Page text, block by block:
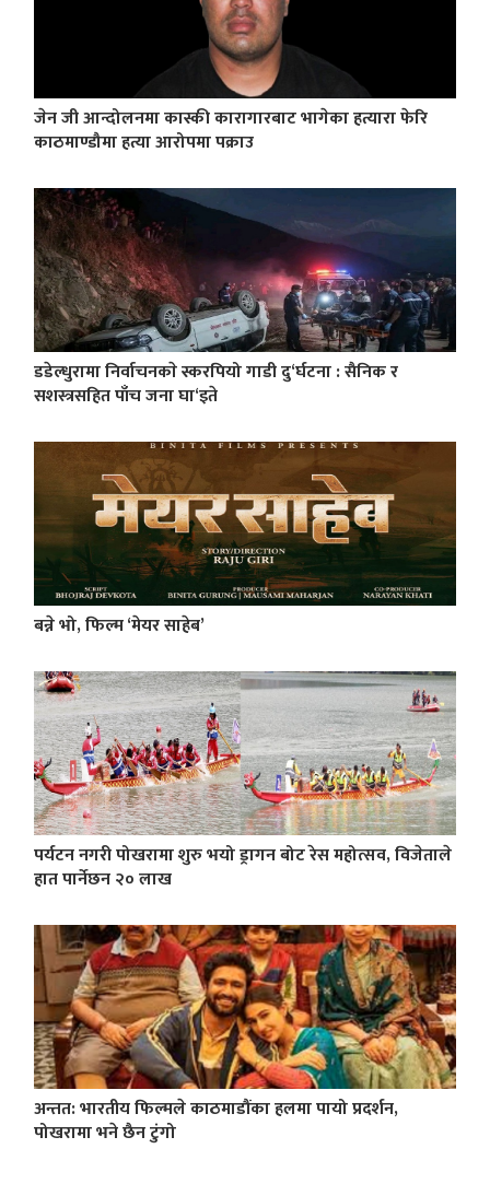
जेन जी आन्दोलनमा कास्की कारागारबाट भागेका हत्यारा फेरि
काठमाण्डौमा हत्या आरोपमा पक्राउ
डडेल्धुरामा निर्वाचनकाे स्करपियो गाडी दु‘र्घटना : सैनिक र
सशस्त्रसहित पाँच जना घा‘इते
बन्ने भो, फिल्म ‘मेयर साहेब’
पर्यटन नगरी पोखरामा शुरु भयो ड्रागन बोट रेस महोत्सव, विजेताले
हात पार्नेछन २० लाख
अन्तत: भारतीय फिल्मले काठमाडौंका हलमा पायो प्रदर्शन,
पोखरामा भने छैन टुंगो